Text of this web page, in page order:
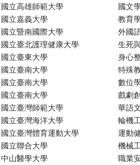
國立高雄師範大學
國文
國立嘉義大學
教育
國立暨南國際大學
外國
國立臺北護理健康大學
生死
國立臺東大學
身心
國立臺南大學
特殊
國立臺南大學
數位
國立臺南大學
戲劇
國立臺灣師範大學
華語
國立臺灣海洋大學
輪機
國立臺灣體育運動大學
運動
國立聯合大學
機械
中山醫學大學
職業